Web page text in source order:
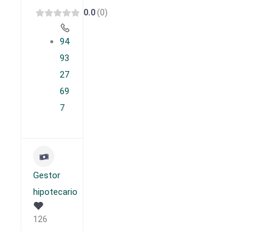
0.0(0)
94
93
27
69
7
Gestor
hipotecario
126